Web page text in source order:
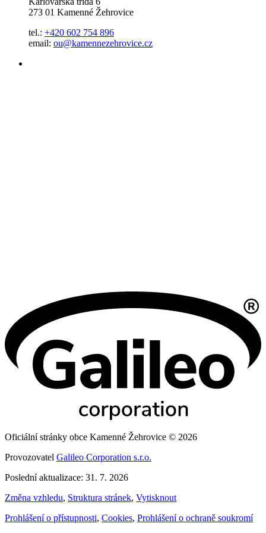
273 01 Kamenné Žehrovice
tel.: +420 602 754 896
email: ou@kamennezehrovice.cz
Oficiální stránky obce Kamenné Žehrovice © 2026
Provozovatel Galileo Corporation s.r.o.
Poslední aktualizace: 31. 7. 2026
Změna vzhledu, Struktura stránek, Vytisknout
Prohlášení o přístupnosti, Cookies, Prohlášení o ochraně soukromí